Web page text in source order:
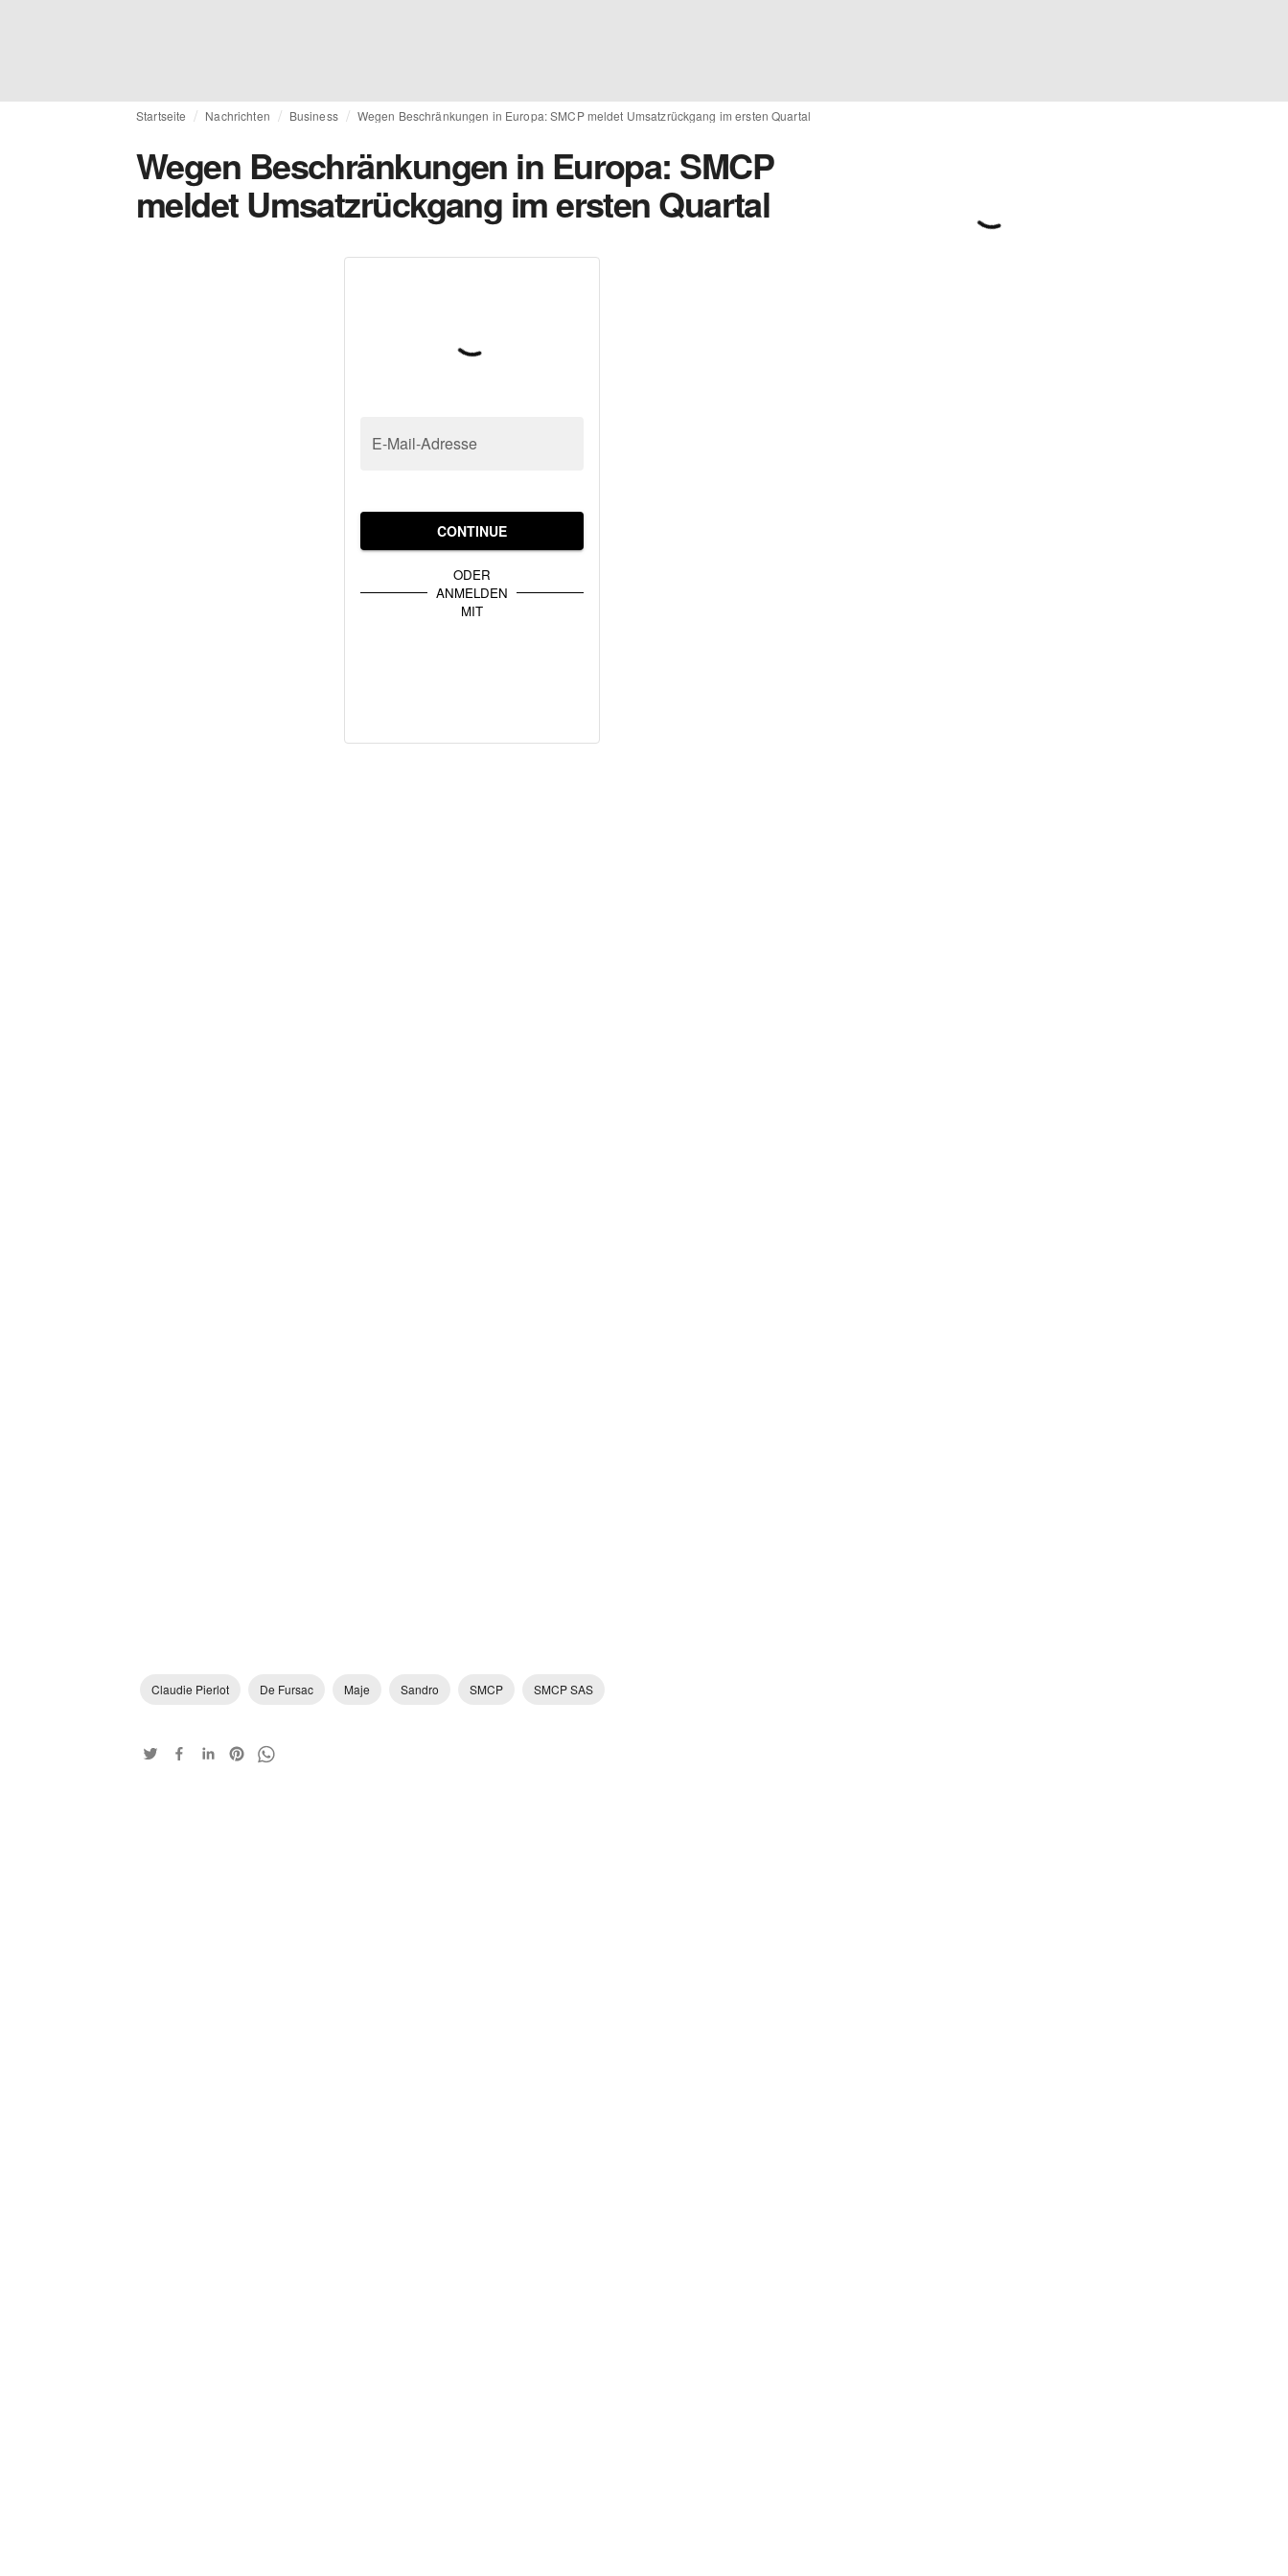
Startseite Nachrichten Business Wegen Beschränkungen in Europa: SMCP meldet Umsatzrückgang im ersten Quartal
Wegen Beschränkungen in Europa: SMCP
meldet Umsatzrückgang im ersten Quartal
E-Mail-Adresse
CONTINUE
ODER
ANMELDEN
MIT
Claudie Pierlot De Fursac Maje Sandro SMCP SMCP SAS